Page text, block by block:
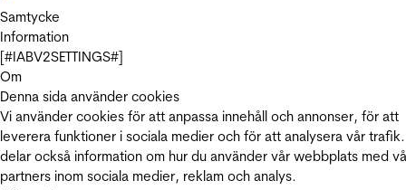
Samtycke
Information
[#IABV2SETTINGS#]
Om
Denna sida använder cookies
Vi använder cookies för att anpassa innehåll och annonser, för att
leverera funktioner i sociala medier och för att analysera vår
delar också information om hur du använder vår webbplats med
partners inom sociala medier, reklam och analys.